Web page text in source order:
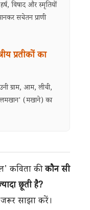
विषाद और स्मृतियों
सचेतन प्राणी
प्रतीकों का
ग्राम, आम, लीची,
(मखाने) का
कविता कीकौन सी
छूती है?
साझा करें।